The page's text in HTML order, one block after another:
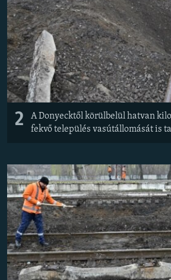
2
A Donyecktől körülbelül hatvan
fekvő település vasútállomását is